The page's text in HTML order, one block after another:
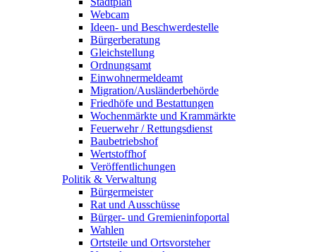
Webcam
Ideen- und Beschwerdestelle
Bürgerberatung
Gleichstellung
Ordnungsamt
Einwohnermeldeamt
Migration/Ausländerbehörde
Friedhöfe und Bestattungen
Wochenmärkte und Krammärkte
Feuerwehr / Rettungsdienst
Baubetriebshof
Wertstoffhof
Veröffentlichungen
Politik & Verwaltung
Bürgermeister
Rat und Ausschüsse
Bürger- und Gremieninfoportal
Wahlen
Ortsteile und Ortsvorsteher